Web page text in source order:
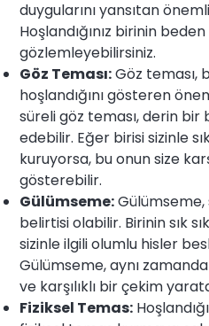
duygularını yansıtan
Hoşlandığınız birinin
gözlemleyebilirsiniz.
Göz Teması:Göz teması,
hoşlandığını gösteren
süreli göz teması, derin
edebilir. Eğer birisi sizinle
kuruyorsa, bu onun size
gösterebilir.
Gülümseme:
belirtisi olabilir. Birinin sık
sizinle ilgili olumlu hisler
Gülümseme, aynı
ve karşılıklı bir çekim
Fiziksel Temas: